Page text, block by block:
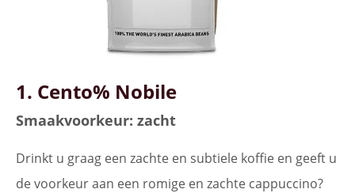
1. Cento% Nobile
Smaakvoorkeur: zacht
Drinkt u graag een zachte en subtiele koffie en geeft u
de voorkeur aan een romige en zachte cappuccino?